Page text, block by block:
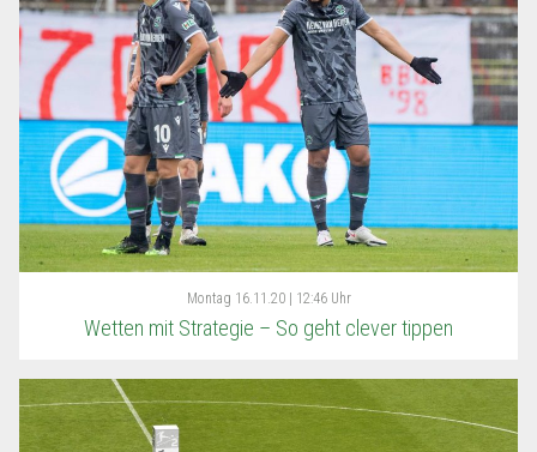
Montag 16.11.20 | 12:46 Uhr
Wetten mit Strategie – So geht clever tippen